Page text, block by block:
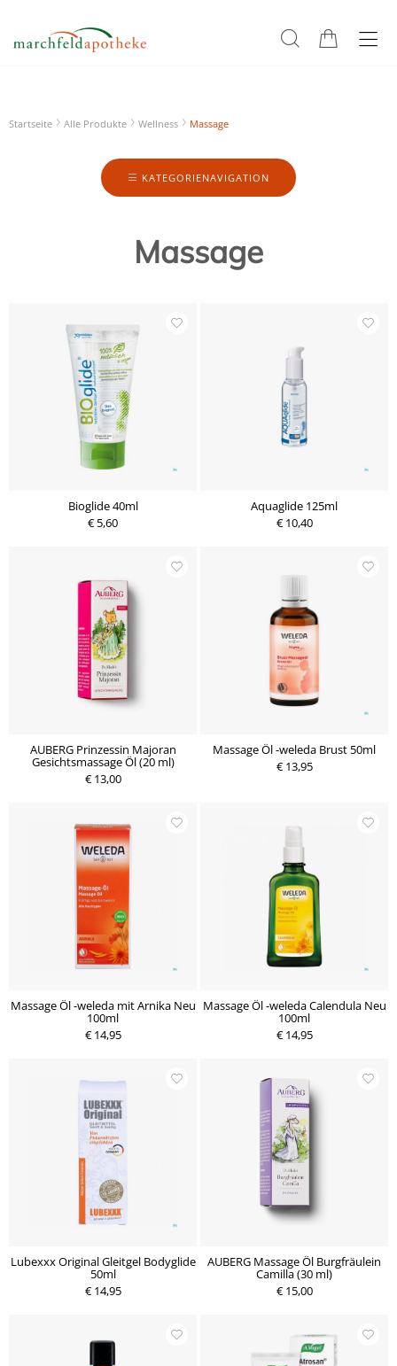
Startseite Alle Produkte Wellness Massage
KATEGORIENAVIGATION
Massage
Bioglide 40ml
€ 5,60
Aquaglide 125ml
€ 10,40
AUBERG Prinzessin Majoran
Gesichtsmassage Öl (20 ml)
€ 13,00
Massage Öl -weleda Brust 50ml
€ 13,95
Massage Öl -weleda mit Arnika Neu
100ml
€ 14,95
Massage Öl -weleda Calendula Neu
100ml
€ 14,95
Lubexxx Original Gleitgel Bodyglide
50ml
€ 14,95
AUBERG Massage Öl Burgfräulein
Camilla (30 ml)
€ 15,00